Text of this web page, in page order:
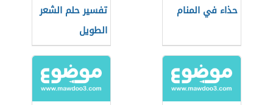
حذاء في المنام
تفسير حلم الشعر
الطويل